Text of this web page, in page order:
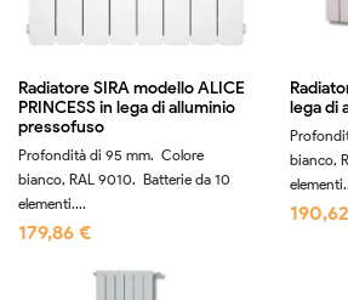
Radiatore SIRA modello ALICE
PRINCESS in lega di alluminio
pressofuso
Profondità di 95 mm. Colore
bianco, RAL 9010. Batterie da 10
elementi....
179,86 €
lega di
bianco,